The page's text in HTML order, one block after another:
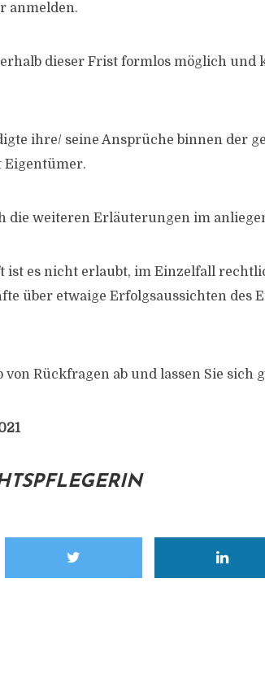
anmelden.
dieser Frist formlos möglich und
ihre/​ seine Ansprüche binnen der
Eigentümer.
die weiteren Erläuterungen im
ist es nicht erlaubt, im Einzelfall
über etwaige Erfolgsaussichten des
von Rückfragen ab und lassen Sie sich